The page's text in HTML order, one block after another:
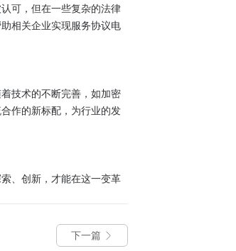
可，但在一些复杂的法律
相关企业实现服务协议电
技术的不断完善，如加密
作的新标配，为行业的发
、创新，才能在这一变革
下一篇